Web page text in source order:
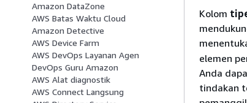
Amazon DataZone
AWS Batas Waktu Cloud
Amazon Detective
AWS Device Farm
AWS DevOps Layanan Agen
DevOps Guru Amazon
AWS Alat diagnostik
AWS Connect Langsung
Kolom
elemen
Anda
tindakan